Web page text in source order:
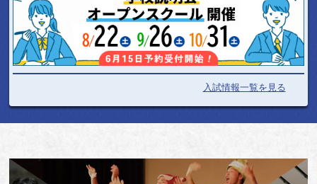
入試情報一覧を見る